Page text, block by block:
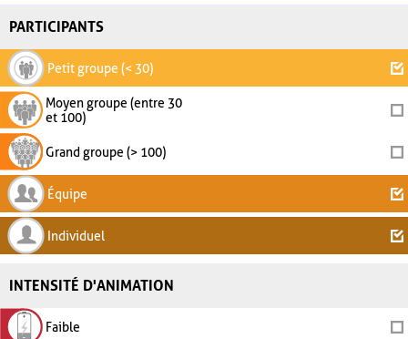
PARTICIPANTS
Petit groupe (< 30)
Moyen groupe (entre 30
et 100)
Grand groupe (> 100)
Équipe
Individuel
INTENSITÉ D'ANIMATION
Faible